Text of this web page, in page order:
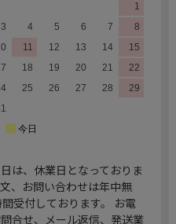
は、休業日となっておりま
、お問い合わせは年中無
受付しております。 お電
合せ、メール返信、発送業